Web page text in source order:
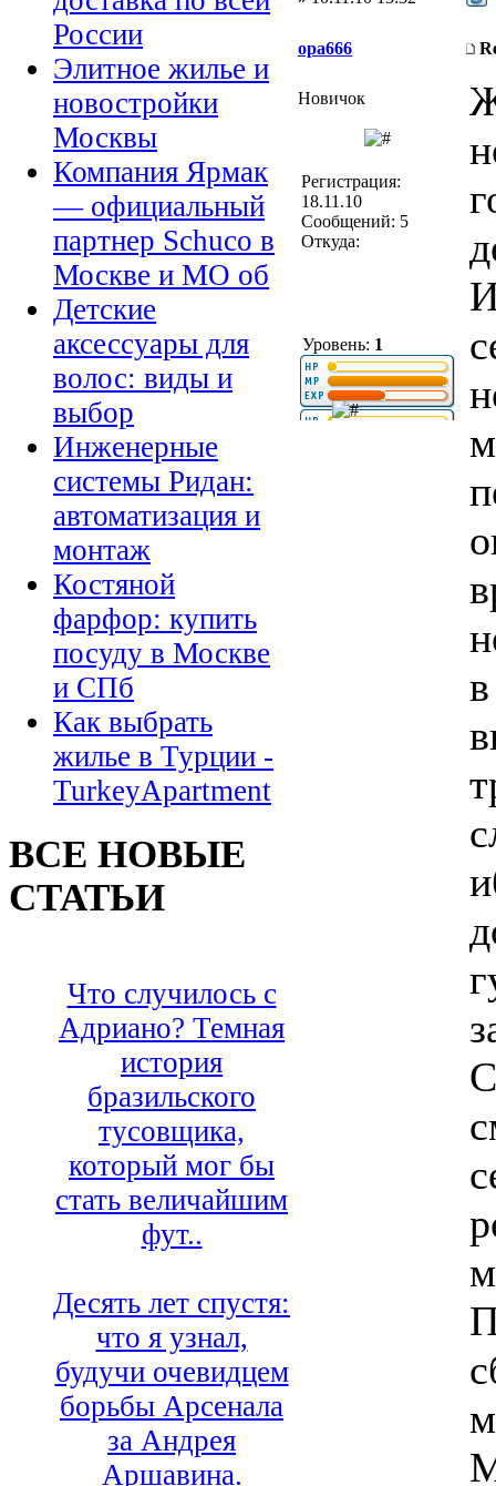
России
Элитное жилье и
новостройки
Москвы
Компания Ярмак
— официальный
партнер Schuco в
Москве и МО об
Детские
аксессуары для
волос: виды и
выбор
Инженерные
системы Ридан:
автоматизация и
монтаж
Костяной
фарфор: купить
посуду в Москве
и СПб
Как выбрать
жилье в Турции -
TurkeyApartment
ВСЕ НОВЫЕ
СТАТЬИ
Что случилось с
Адриано? Темная
история
бразильского
тусовщика,
который мог бы
стать величайшим
фут..
Десять лет спустя:
что я узнал,
будучи очевидцем
борьбы Арсенала
за Андрея
Аршавина.
opa666
Новичок
Регистрация:
18.11.10
Сообщений: 5
Откуда:
Уровень: 1